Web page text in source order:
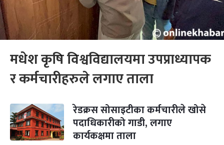
मधेश कृषि विश्वविद्यालयमा उपप्राध्यापक
र कर्मचारीहरुले लगाए ताला
रेडक्रस सोसाइटीका कर्मचारीले खोसे
पदाधिकारीको गाडी, लगाए
कार्यकक्षमा ताला